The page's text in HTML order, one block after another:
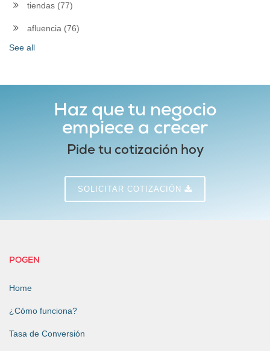
tiendas (77)
afluencia (76)
See all
Haz que tu negocio
empiece a crecer
Pide tu cotización hoy
SOLICITAR COTIZACIÓN
POGEN
Home
¿Cómo funciona?
Tasa de Conversión